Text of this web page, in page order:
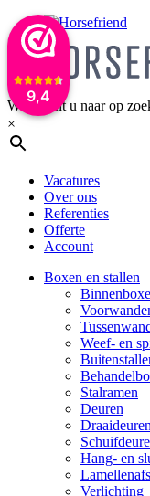
9,4
Waar bent u naar op
×
Vacatures
Over ons
Referenties
Offerte
Account
Boxen en stallen
Weef- en
Stalramen
Deuren
Draaideuren
Hang- en
Verlichting